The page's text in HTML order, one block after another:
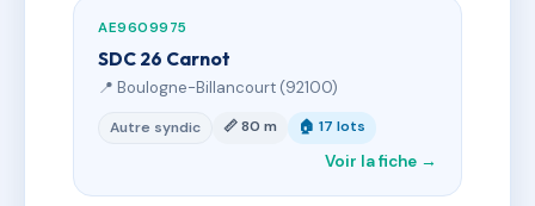
AE9609975
SDC 26 Carnot
📍 Boulogne-Billancourt (92100)
Autre syndic 📏 80 m 🏠 17 lots
Voir la fiche →